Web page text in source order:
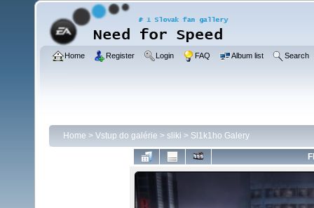
Home Register Login FAQ Album list Search
Home > Vstup do galérie > sliki > Sl1k1ho Galery